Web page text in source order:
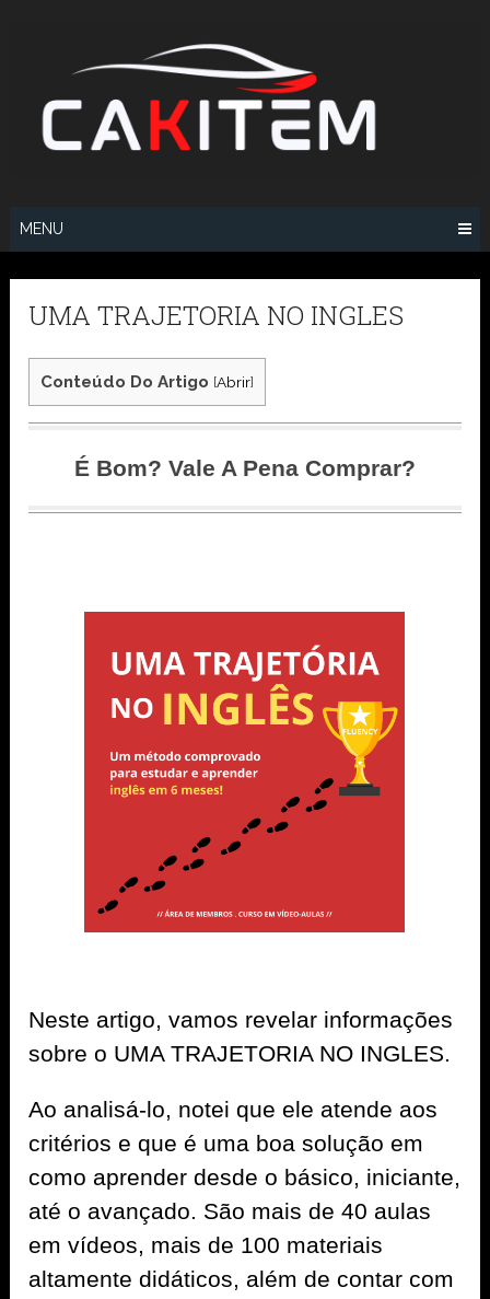
MENU
UMA TRAJETORIA NO INGLES
Conteúdo Do Artigo [Abrir]
É Bom? Vale A Pena Comprar?
Neste artigo, vamos revelar informações
sobre o UMA TRAJETORIA NO INGLES.
Ao analisá-lo, notei que ele atende aos
critérios e que é uma boa solução em
como aprender desde o básico, iniciante,
até o avançado. São mais de 40 aulas
em vídeos, mais de 100 materiais
altamente didáticos, além de contar com